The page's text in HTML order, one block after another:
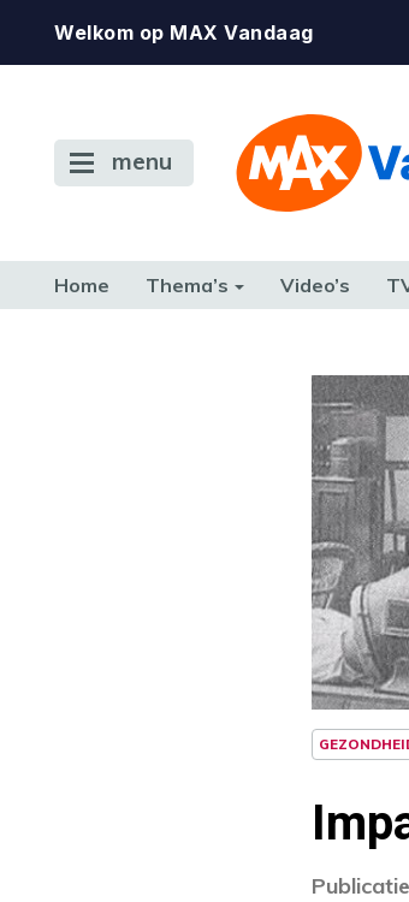
Welkom op MAX Vandaag
menu
Home Thema’s Video’s